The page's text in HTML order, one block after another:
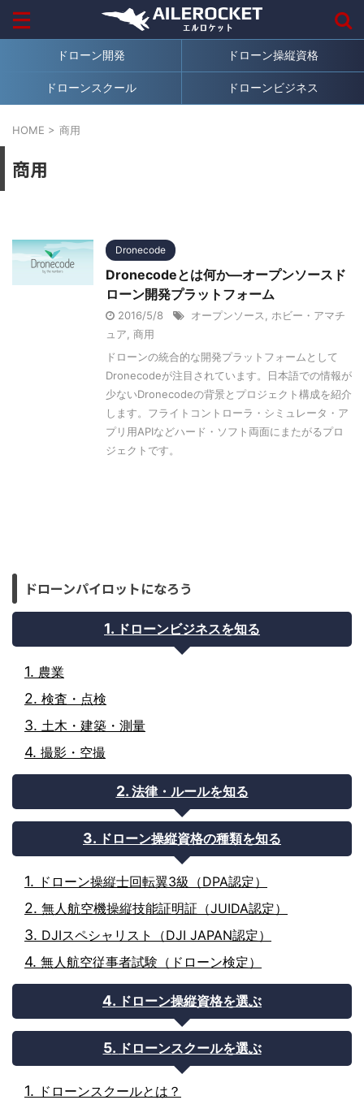
ドローン開発 ドローン操縦資格
ドローンスクール ドローンビジネス
HOME > 商用
商用
Dronecode
Dronecodeとは何か―オープンソースド
ローン開発プラットフォーム
2016/5/8 オープンソース
ホビー・アマチ
ュア 商用
ドローンの統合的な開発プラットフォームとして
Dronecodeが注目されています。日本語での情報が
少ないDronecodeの背景とプロジェクト構成を紹介
します。フライトコントローラ・シミュレータ・ア
プリ用APIなどハード・ソフト両面にまたがるプロ
ジェクトです。
ドローンパイロットになろう
ドローンビジネスを知る
農業
検査・点検
土木・建築・測量
撮影・空撮
法律・ルールを知る
ドローン操縦資格の種類を知る
ドローン操縦士回転翼3級（DPA認定）
無人航空機操縦技能証明証（JUIDA認定）
DJIスペシャリスト（DJI JAPAN認定）
無人航空従事者試験（ドローン検定）
ドローン操縦資格を選ぶ
ドローンスクールを選ぶ
ドローンスクールとは？